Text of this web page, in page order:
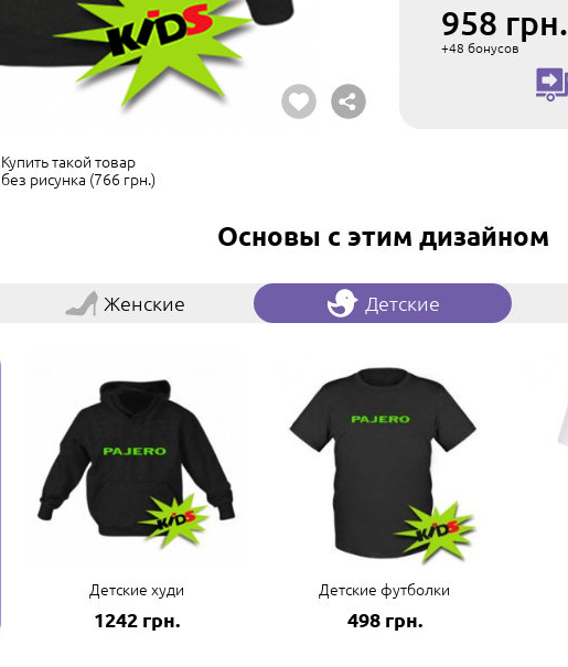
Купить такой товар
без рисунка (766 грн.)
958 грн.
+48 бонусов
Основы с этим дизайном
Женские Детские
Детские худи
1242 грн.
Детские футболки
498 грн.